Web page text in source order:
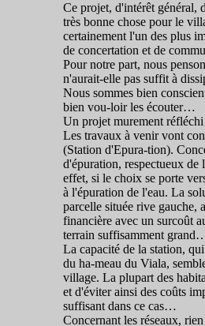
Ce projet, d'intérêt général,
très bonne chose pour le
certainement l'un des plus
de concertation et de
Pour notre part, nous
n'aurait-elle pas suffit à
Nous sommes bien
bien vou-loir les écouter…
Un projet murement réfléchi
Les travaux à venir vont
(Station d'Epura-tion).
d'épuration, respectueux
effet, si le choix se porte
à l'épuration de l'eau. La
parcelle située rive gauche,
financière avec un surcoût
terrain suffisamment
La capacité de la station,
du ha-meau du Viala,
village. La plupart des
et d'éviter ainsi des coûts
suffisant dans ce cas…
Concernant les réseaux,